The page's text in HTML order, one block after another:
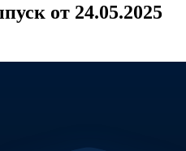
от 24.05.2025